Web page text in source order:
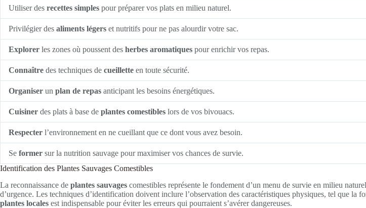
Utiliser des recettes simples pour préparer vos plats en milieu naturel.
Privilégier des aliments légers et nutritifs pour ne pas alourdir votre sac.
Explorer les zones où poussent des herbes aromatiques pour enrichir vos repas.
Connaître des techniques de cueillette en toute sécurité.
Organiser un plan de repas anticipant les besoins énergétiques.
Cuisiner des plats à base de plantes comestibles lors de vos bivouacs.
Respecter l’environnement en ne cueillant que ce dont vous avez besoin.
Se former sur la nutrition sauvage pour maximiser vos chances de survie.
Identification des Plantes Sauvages Comestibles
La reconnaissance de plantes sauvages comestibles représente le fondement d’un menu de survie en milieu
d’urgence. Les techniques d’identification doivent inclure l’observation des caractéristiques physiques, tel que
plantes locales est indispensable pour éviter les erreurs qui pourraient s’avérer dangereuses.